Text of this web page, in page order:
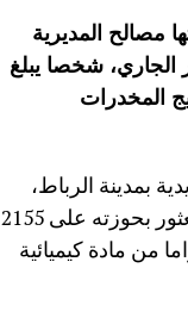
مصالح المديرية
الوطني، في ساعة متأخرة من مساء أمس الثلاثاء 24 شتنبر الجاري، شخصا يبلغ
المخدرات
بمدينة الرباط،
مباشرة بعد وصوله على متن قطار قادم من إحدى مدن شمال المملكة، حيث تم العثور بحوزته على 2155
“إكستازي” وجرعات من مخدر الكوكايين، علاوة على 40 غراما من مادة كيميائية